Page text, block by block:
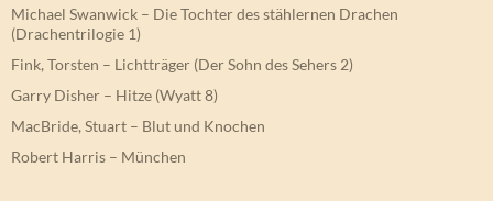
Michael Swanwick – Die Tochter des stählernen Drachen
(Drachentrilogie 1)
Fink, Torsten – Lichtträger (Der Sohn des Sehers 2)
Garry Disher – Hitze (Wyatt 8)
MacBride, Stuart – Blut und Knochen
Robert Harris – München